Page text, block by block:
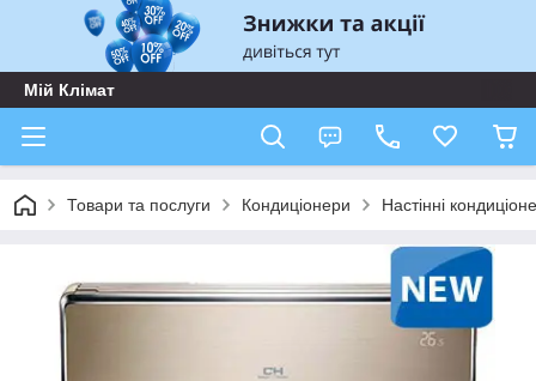
Мій Клімат
Товари та послуги Кондиціонери Настінні